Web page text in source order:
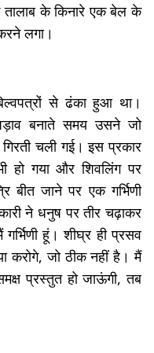
तालाब के किनारे एक बेल के
लगा।
से ढंका हुआ था।
बनाते समय उसने जो
चली गई। इस प्रकार
हो गया और शिवलिंग पर
बीत जाने पर एक गर्भिणी
ने धनुष पर तीर चढ़ाकर
गर्भिणी हूं। शीघ्र ही प्रसव
करोगे, जो ठीक नहीं है। मैं
प्रस्तुत हो जाऊंगी, तब